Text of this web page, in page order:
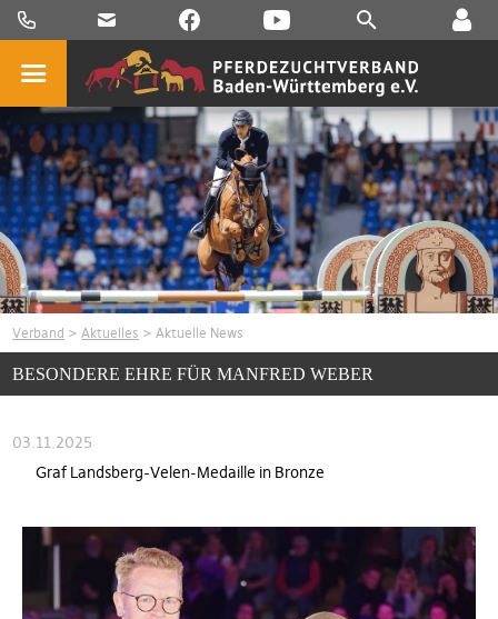
Verband >Aktuelles > Aktuelle News
BESONDERE EHRE FÜR MANFRED WEBER
03.11.2025
Graf Landsberg-Velen-Medaille in Bronze